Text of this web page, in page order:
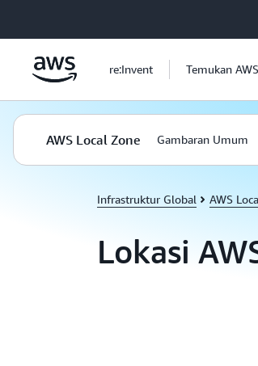
re:Invent Temukan AWS
AWS Local Zone Gambaran Umum
Infrastruktur Global AWS
Lokasi